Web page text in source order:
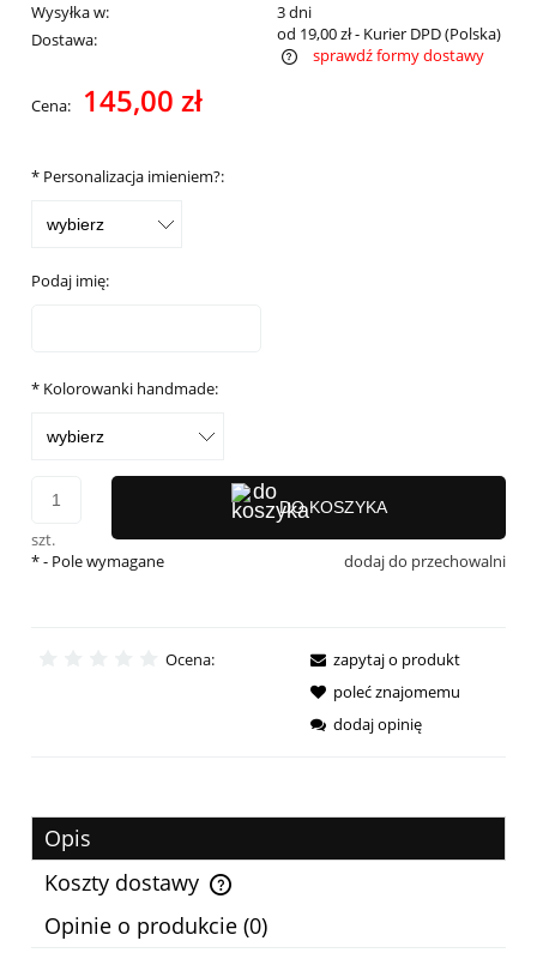
Wysyłka w:
3 dni
Dostawa:
od 19,00 zł- Kurier DPD(Polska)
sprawdź formy dostawy
Cena: 145,00 zł
* Personalizacja imieniem?:
Podaj imię:
* Kolorowanki handmade:
szt.
DO KOSZYKA
dodaj do przechowalni
*- Pole wymagane
Ocena:
zapytaj o produkt
poleć znajomemu
dodaj opinię
Opis
Koszty dostawy
Cena nie zawiera ewentualnych kosztów płatności
Opinie o produkcie (0)